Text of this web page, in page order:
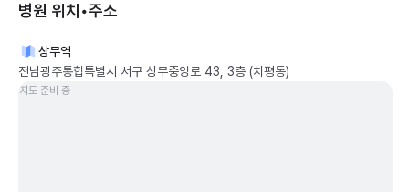
병원 위치•주소
상무역
전남광주통합특별시 서구 상무중앙로 43, 3층 (치평동)
지도 준비 중